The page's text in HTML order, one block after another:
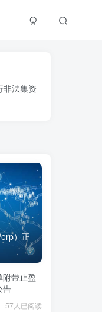
非法集资
）正
带止盈
告
57人已阅读